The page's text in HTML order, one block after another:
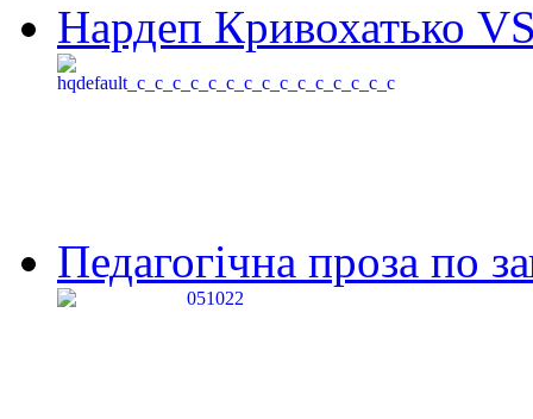
Нардеп Кривохатько
Педагогічна проза по